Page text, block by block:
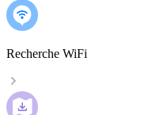
Recherche WiFi